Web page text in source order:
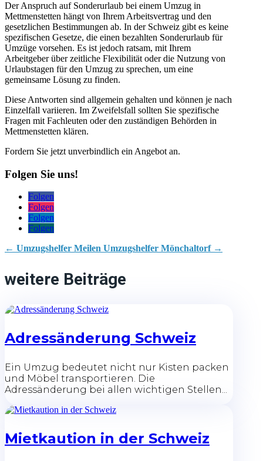
Der Anspruch auf Sonderurlaub bei einem Umzug in
Mettmenstetten hängt von Ihrem Arbeitsvertrag und den
gesetzlichen Bestimmungen ab. In der Schweiz gibt es keine
spezifischen Gesetze, die einen bezahlten Sonderurlaub für
Umzüge vorsehen. Es ist jedoch ratsam, mit Ihrem
Arbeitgeber über zeitliche Flexibilität oder die Nutzung von
Urlaubstagen für den Umzug zu sprechen, um eine
gemeinsame Lösung zu finden.
Diese Antworten sind allgemein gehalten und können je nach
Einzelfall variieren. Im Zweifelsfall sollten Sie spezifische
Fragen mit Fachleuten oder den zuständigen Behörden in
Mettmenstetten klären.
Fordern Sie jetzt unverbindlich ein Angebot an.
Folgen Sie uns!
Folgen
Folgen
Folgen
Folgen
← Umzugshelfer Meilen Umzugshelfer Mönchaltorf→
weitere Beiträge
Adressänderung Schweiz
Ein Umzug bedeutet nicht nur Kisten packen
und Möbel transportieren. Die
Adressänderung bei allen wichtigen Stellen...
Mietkaution in der Schweiz